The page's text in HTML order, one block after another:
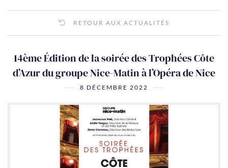
RETOUR AUX ACTUALITÉS
14ème Édition de la soirée des Trophées Côte
d’Azur du groupe Nice-Matin à l’Opéra de Nice
8 DÉCEMBRE 2022